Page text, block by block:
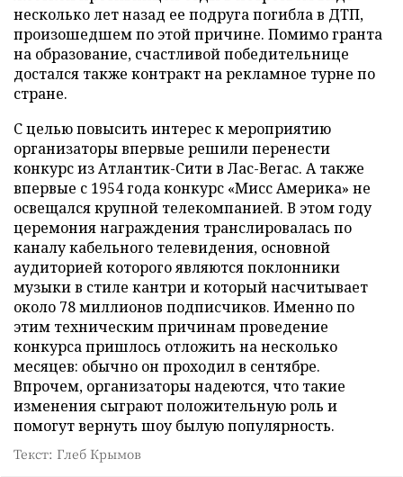
несколько лет назад ее подруга погибла в ДТП,
произошедшем по этой причине. Помимо гранта
на образование, счастливой победительнице
достался также контракт на рекламное турне по
стране.
С целью повысить интерес к мероприятию
организаторы впервые решили перенести
конкурс из Атлантик-Сити в Лас-Вегас. А также
впервые с 1954 года конкурс «Мисс Америка» не
освещался крупной телекомпанией. В этом году
церемония награждения транслировалась по
каналу кабельного телевидения, основной
аудиторией которого являются поклонники
музыки в стиле кантри и который насчитывает
около 78 миллионов подписчиков. Именно по
этим техническим причинам проведение
конкурса пришлось отложить на несколько
месяцев: обычно он проходил в сентябре.
Впрочем, организаторы надеются, что такие
изменения сыграют положительную роль и
помогут вернуть шоу былую популярность.
Текст: Глеб Крымов